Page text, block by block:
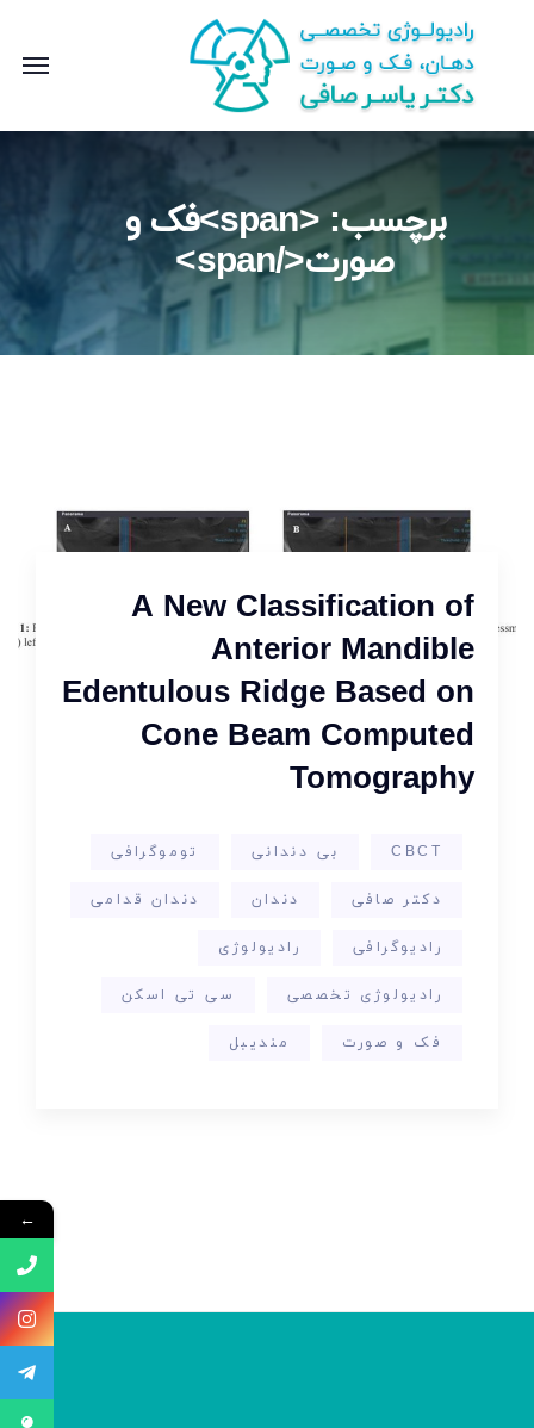
برچسب: <span>فک و
صورت</span>
A New Classification of
Anterior Mandible
Edentulous Ridge Based on
Cone Beam Computed
Tomography
CBCT بی دندانی توموگرافی
دکتر صافی دندان دندان قدامی
رادیوگرافی رادیولوژی
رادیولوژی تخصصی سی تی اسکن
فک و صورت مندیبل
←